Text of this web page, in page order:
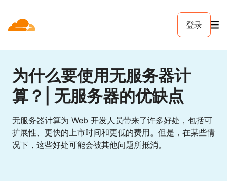
登录
为什么要使用无服务器计
算？| 无服务器的优缺点
无服务器计算为 Web 开发人员带来了许多好处，包括可
扩展性、更快的上市时间和更低的费用。但是，在某些情
况下，这些好处可能会被其他问题所抵消。